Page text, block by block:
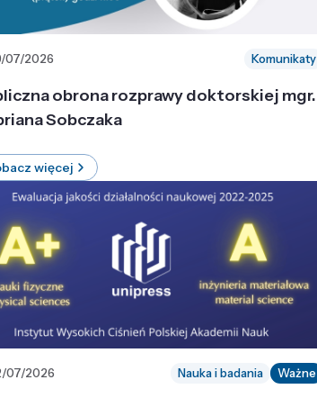
07/2026 Komunikaty
obrona rozprawy doktorskiej mgr.
Sobczaka
więcej
07/2026 Nauka i badania Ważne